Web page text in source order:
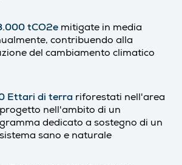
tCO2e mitigate in media
contribuendo alla
del cambiamento climatico
Ettari di terra riforestati nell'area
nell'ambito di un
dedicato a sostegno di un
sano e naturale